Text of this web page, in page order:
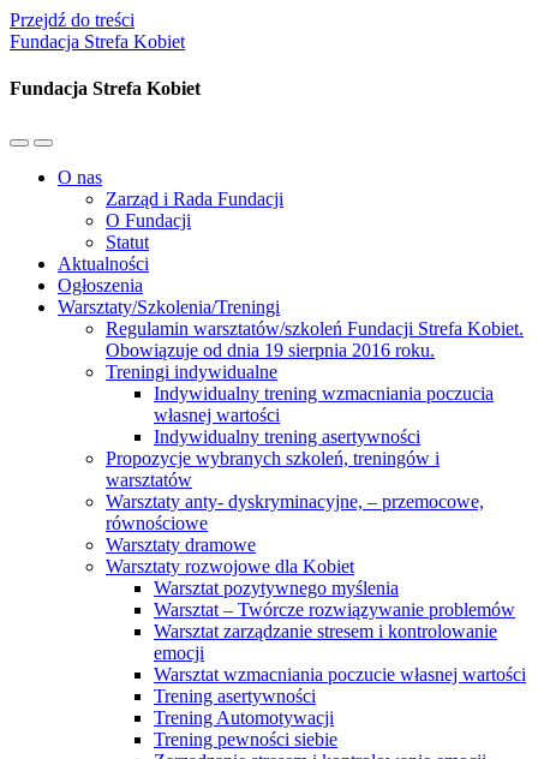
Przejdź do treści
Fundacja Strefa Kobiet
Fundacja Strefa Kobiet
Przełącz
mobilne
Przełącz
pole
wyszukiwania
O nas
Zarząd i Rada Fundacji
O Fundacji
Statut
Aktualności
Ogłoszenia
Warsztaty/Szkolenia/Treningi
Regulamin warsztatów/szkoleń Fundacji Strefa Kobiet.
Obowiązuje od dnia 19 sierpnia 2016 roku.
Treningi indywidualne
Indywidualny trening wzmacniania poczucia
własnej wartości
Indywidualny trening asertywności
Propozycje wybranych szkoleń, treningów i
warsztatów
Warsztaty anty- dyskryminacyjne, – przemocowe,
równościowe
Warsztaty dramowe
Warsztaty rozwojowe dla Kobiet
Warsztat pozytywnego myślenia
Warsztat – Twórcze rozwiązywanie problemów
Warsztat zarządzanie stresem i kontrolowanie
emocji
Warsztat wzmacniania poczucie własnej wartości
Trening asertywności
Trening Automotywacji
Trening pewności siebie